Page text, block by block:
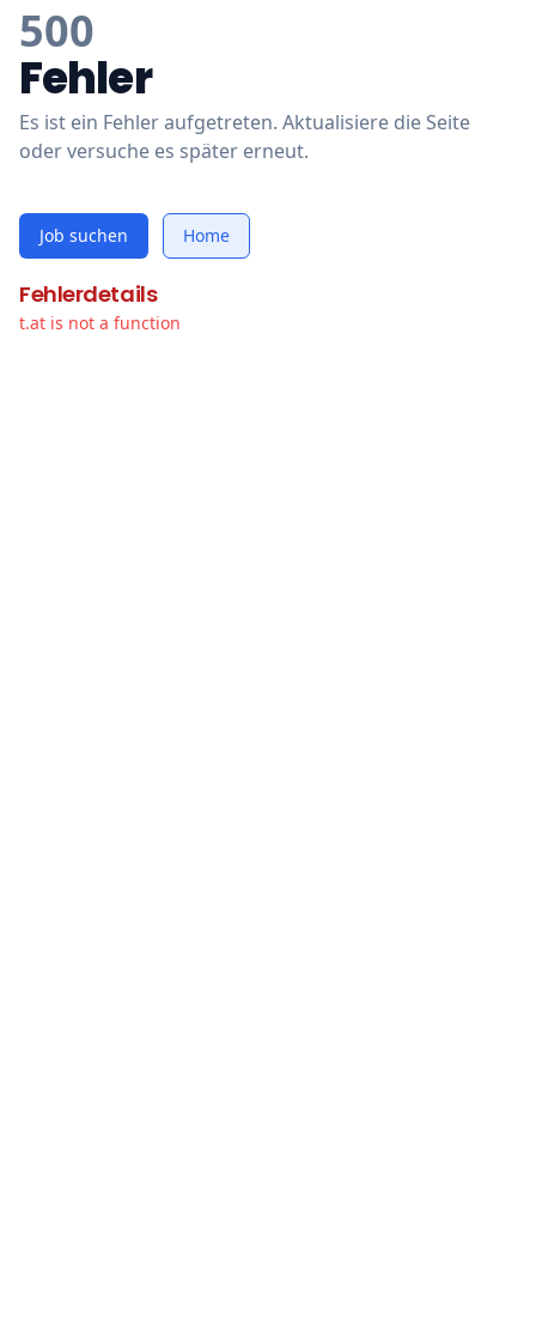
500
Fehler
Es ist ein Fehler aufgetreten. Aktualisiere die Seite
oder versuche es später erneut.
Job suchen Home
Fehlerdetails
t.at is not a function